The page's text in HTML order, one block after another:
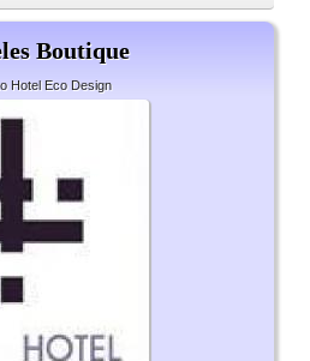
Boutique
Hotel Eco Design